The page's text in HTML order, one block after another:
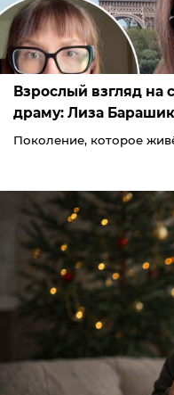
Взрослый взгляд
драму: Лиза
Поколение, которое